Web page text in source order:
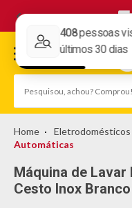
Eletrodomésticos
Automáticas
Máquina de Lavar
Cesto Inox Branco